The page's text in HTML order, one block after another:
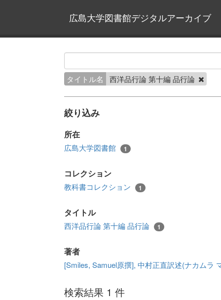
広島大学図書館デジタルアーカイブ
タイトル名 西洋品行論 第十編 品行論
絞り込み
所在
広島大学図書館 1
コレクション
教科書コレクション 1
タイトル
西洋品行論 第十編 品行論 1
著者
[Smiles, Samuel原撰], 中村正直訳述(ナカムラ
検索結果 1 件